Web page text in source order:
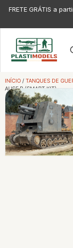
FRETE GRÁTIS a
INÍCIO / TANQUES DE
AUSF.B (SMART KIT)